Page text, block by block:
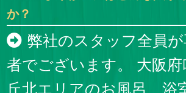
か？
弊社のスタッフ全員
者でございます。 大阪府
丘北エリアのお風呂、浴